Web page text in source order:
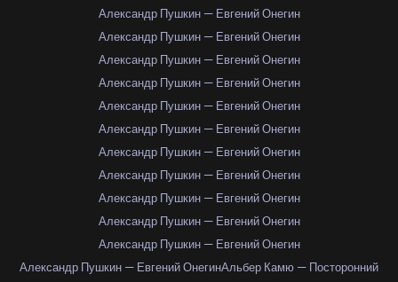
Александр Пушкин — Евгений Онегин
Александр Пушкин — Евгений Онегин
Александр Пушкин — Евгений Онегин
Александр Пушкин — Евгений Онегин
Александр Пушкин — Евгений Онегин
Александр Пушкин — Евгений Онегин
Александр Пушкин — Евгений Онегин
Александр Пушкин — Евгений Онегин
Александр Пушкин — Евгений Онегин
Александр Пушкин — Евгений Онегин
Александр Пушкин — Евгений Онегин
Александр Пушкин — Евгений ОнегинАльбер Камю — Посторонний